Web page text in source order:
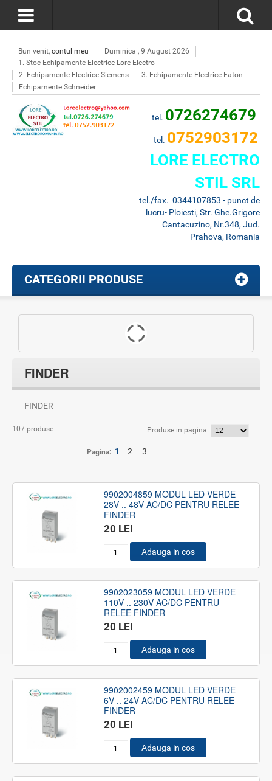
Bun venit, contul meu
Duminica , 9 August 2026
1. Stoc Echipamente Electrice Lore Electro
2. Echipamente Electrice Siemens
3. Echipamente Electrice Eaton
Echipamente Schneider
tel. 0726274679
tel. 0752903172
LORE ELECTRO
STIL SRL
tel./fax. 0344107853 - punct de
lucru- Ploiesti, Str. Ghe.Grigore
Cantacuzino, Nr.348, Jud.
Prahova, Romania
CATEGORII PRODUSE
FINDER
FINDER
107 produse Produse in pagina
Pagina: 1 2 3
9902004859 MODUL LED VERDE
28V .. 48V AC/DC PENTRU RELEE
FINDER
20 LEI
Adauga in cos
9902023059 MODUL LED VERDE
110V .. 230V AC/DC PENTRU
RELEE FINDER
20 LEI
Adauga in cos
9902002459 MODUL LED VERDE
6V .. 24V AC/DC PENTRU RELEE
FINDER
20 LEI
Adauga in cos